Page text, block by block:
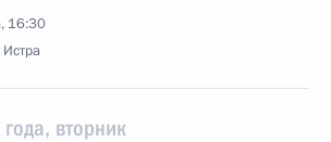
16:30
вторник